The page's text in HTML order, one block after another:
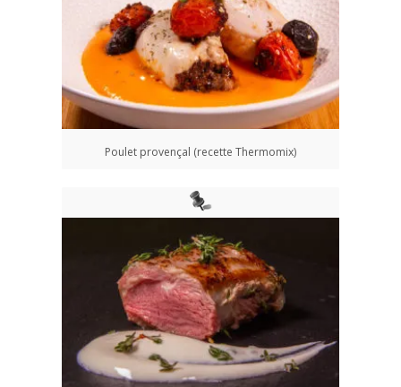
Poulet provençal (recette Thermomix)